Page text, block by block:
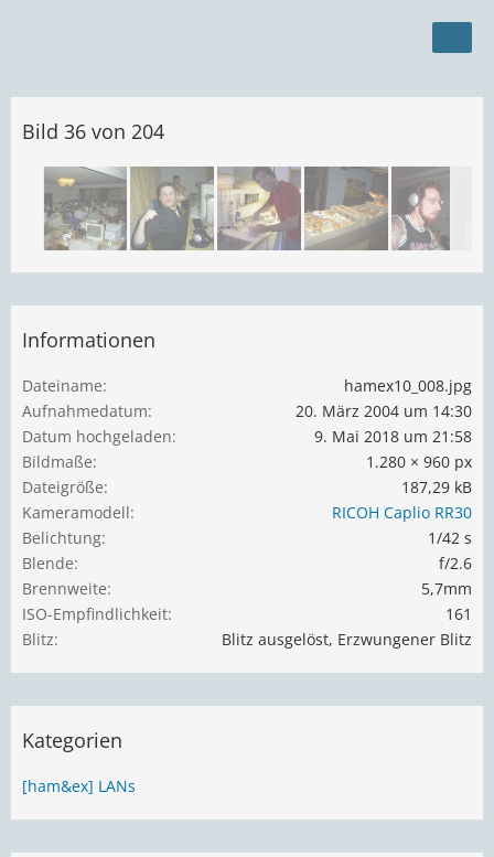
Bild 36 von 204
Informationen
Dateiname
hamex10_008.jpg
Aufnahmedatum
20. März 2004 um 14:30
Datum hochgeladen
9. Mai 2018 um 21:58
Bildmaße
1.280 × 960 px
Dateigröße
187,29 kB
Kameramodell
RICOH Caplio RR30
Belichtung
1/42 s
Blende
f/2.6
Brennweite
5,7mm
ISO-Empfindlichkeit
161
Blitz
Blitz ausgelöst, Erzwungener Blitz
Kategorien
[ham&ex] LANs